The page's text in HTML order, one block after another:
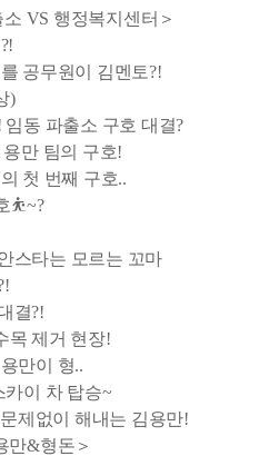
VS 행정복지센터＞
공무원이 김멘토?!
)
동 파출소 구호 대결?
만 팀의 구호!
첫 번째 구호..
⛹~?
스타는 모르는 꼬마
결?!
목 제거 현장!
만이 형..
카이 차 탑승~
제없이 해내는 김용만!
만&형돈＞